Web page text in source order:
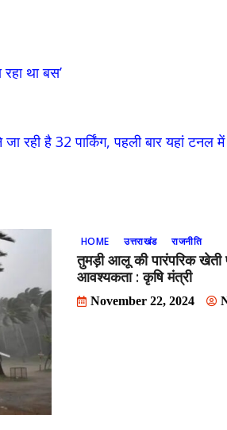
था बस’
रही है 32 पार्किंग, पहली बार यहां टनल में
HOME उत्तराखंड राजनीति
तुमड़ी आलू की पारंपरिक
आवश्यकता : कृषि मंत्री
November 22, 2024